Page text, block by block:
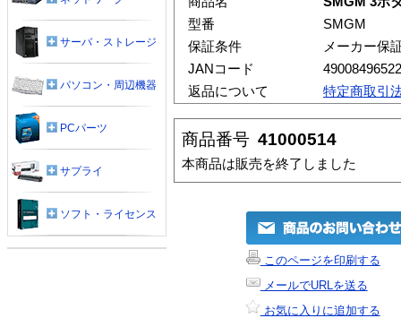
型番
SMGM
保証条件
メーカー保
JANコード
返品について
特定商取引
商品番号 41000514
本商品は販売を終了しました
このページを印刷する
メールでURLを送る
お気に入りに追加する
サーバ・ストレージ
パソコン・周辺機器
PCパーツ
サプライ
ソフト・ライセンス